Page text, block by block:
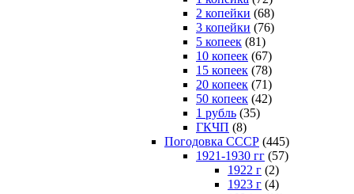
2 копейки (68)
3 копейки (76)
5 копеек (81)
10 копеек (67)
15 копеек (78)
20 копеек (71)
50 копеек (42)
1 рубль (35)
ГКЧП (8)
Погодовка СССР (445)
1921-1930 гг (57)
1922 г (2)
1923 г (4)